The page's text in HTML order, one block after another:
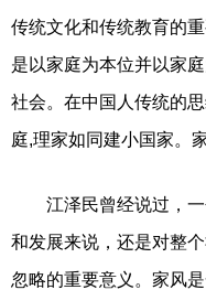
传统文化和传统教育的
是以家庭为本位并以家
社会。在中国人传统的
庭,理家如同建小国家。
江泽民曾经说过，一
和发展来说，还是对整
忽略的重要意义。家风